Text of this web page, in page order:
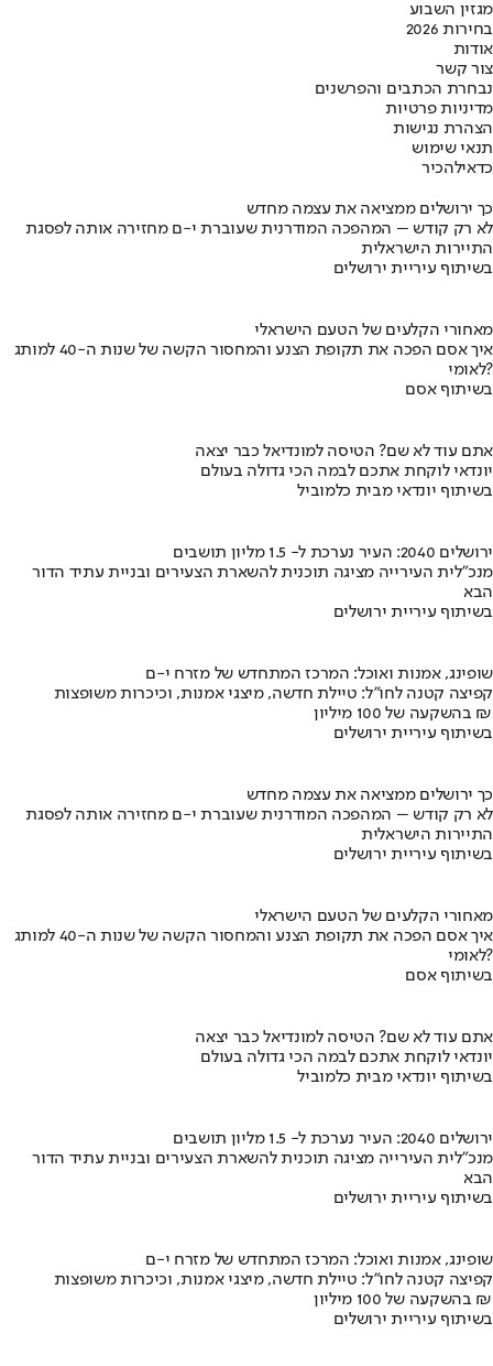
מגזין השבוע
בחירות 2026
אודות
צור קשר
נבחרת הכתבים והפרשנים
מדיניות פרטיות
הצהרת נגישות
תנאי שימוש
כדאילהכיר
כך ירושלים ממציאה את עצמה מחדש
לא רק קודש – המהפכה המודרנית שעוברת י-ם מחזירה אותה לפסגת
התיירות הישראלית
בשיתוף עיריית ירושלים
מאחורי הקלעים של הטעם הישראלי
איך אסם הפכה את תקופת הצנע והמחסור הקשה של שנות ה-40 למותג
לאומי?
בשיתוף אסם
אתם עוד לא שם? הטיסה למונדיאל כבר יצאה
יונדאי לוקחת אתכם לבמה הכי גדולה בעולם
בשיתוף יונדאי מבית כלמוביל
ירושלים 2040: העיר נערכת ל- 1.5 מליון תושבים
מנכ"לית העירייה מציגה תוכנית להשארת הצעירים ובניית עתיד הדור
הבא
בשיתוף עיריית ירושלים
שופינג, אמנות ואוכל: המרכז המתחדש של מזרח י-ם
קפיצה קטנה לחו"ל: טיילת חדשה, מיצגי אמנות, וכיכרות משופצות
בהשקעה של 100 מיליון ₪
בשיתוף עיריית ירושלים
כך ירושלים ממציאה את עצמה מחדש
לא רק קודש – המהפכה המודרנית שעוברת י-ם מחזירה אותה לפסגת
התיירות הישראלית
בשיתוף עיריית ירושלים
מאחורי הקלעים של הטעם הישראלי
איך אסם הפכה את תקופת הצנע והמחסור הקשה של שנות ה-40 למותג
לאומי?
בשיתוף אסם
אתם עוד לא שם? הטיסה למונדיאל כבר יצאה
יונדאי לוקחת אתכם לבמה הכי גדולה בעולם
בשיתוף יונדאי מבית כלמוביל
ירושלים 2040: העיר נערכת ל- 1.5 מליון תושבים
מנכ"לית העירייה מציגה תוכנית להשארת הצעירים ובניית עתיד הדור
הבא
בשיתוף עיריית ירושלים
שופינג, אמנות ואוכל: המרכז המתחדש של מזרח י-ם
קפיצה קטנה לחו"ל: טיילת חדשה, מיצגי אמנות, וכיכרות משופצות
בהשקעה של 100 מיליון ₪
בשיתוף עיריית ירושלים